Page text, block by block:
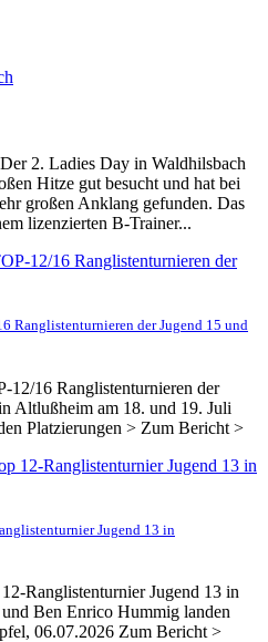
2. Ladies Day in Waldhilsbach
Hitze gut besucht und hat bei
großen Anklang gefunden. Das
lizenzierten B-Trainer...
Ranglistenturnieren der Jugend 15 und
12/16 Ranglistenturnieren der
Altlußheim am 18. und 19. Juli
Platzierungen > Zum Bericht >
Jugend 13 in
Ranglistenturnier Jugend 13 in
Ben Enrico Hummig landen
06.07.2026 Zum Bericht >